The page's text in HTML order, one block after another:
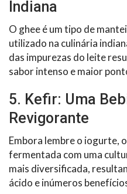
Indiana
O ghee é um tipo de
utilizado na culinária
das impurezas do leite
sabor intenso e maior
5. Kefir: Uma
Revigorante
Embora lembre o iogurte,
fermentada com uma
mais diversificada,
ácido e inúmeros